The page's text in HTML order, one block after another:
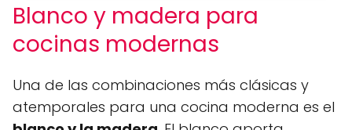
Blanco y madera para
cocinas modernas
Una de las combinaciones más clásicas y
atemporales para una cocina moderna es el